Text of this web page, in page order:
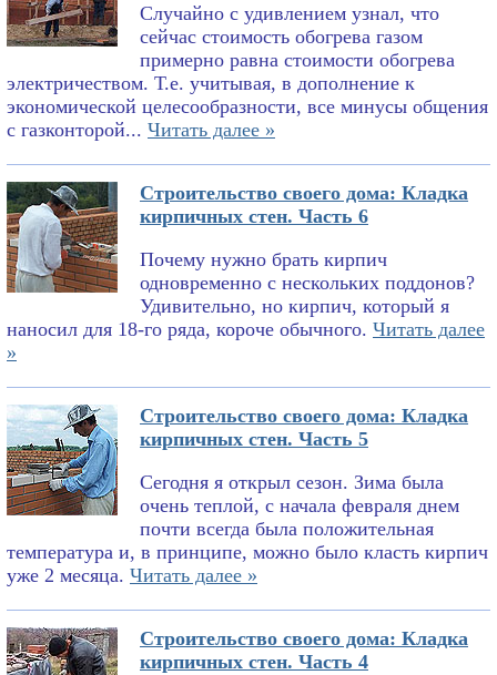
Случайно с удивлением узнал, что
сейчас стоимость обогрева газом
примерно равна стоимости обогрева
электричеством. Т.е. учитывая, в дополнение к
экономической целесообразности, все минусы общения
с газконторой... Читать далее »
Строительство своего дома: Кладка
кирпичных стен. Часть 6
Почему нужно брать кирпич
одновременно с нескольких поддонов?
Удивительно, но кирпич, который я
наносил для 18-го ряда, короче обычного. Читать далее
»
Строительство своего дома: Кладка
кирпичных стен. Часть 5
Сегодня я открыл сезон. Зима была
очень теплой, с начала февраля днем
почти всегда была положительная
температура и, в принципе, можно было класть кирпич
уже 2 месяца. Читать далее »
Строительство своего дома: Кладка
кирпичных стен. Часть 4